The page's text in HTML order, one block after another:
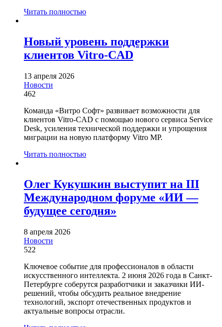
Читать полностью
Новый уровень поддержки
клиентов Vitro-CAD
13 апреля 2026
Новости
462
Команда «Витро Софт» развивает возможности для
клиентов Vitro-CAD с помощью нового сервиса Service
Desk, усиления технической поддержки и упрощения
миграции на новую платформу Vitro MP.
Читать полностью
Олег Кукушкин выступит на III
Международном форуме «ИИ —
будущее сегодня»
8 апреля 2026
Новости
522
Ключевое событие для профессионалов в области
искусственного интеллекта. 2 июня 2026 года в Санкт-
Петербурге соберутся разработчики и заказчики ИИ-
решений, чтобы обсудить реальное внедрение
технологий, экспорт отечественных продуктов и
актуальные вопросы отрасли.